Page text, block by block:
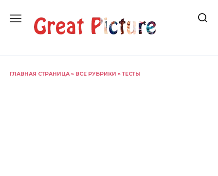
содержанию
ГЛАВНАЯ СТРАНИЦА » ВСЕ РУБРИКИ »ТЕСТЫ